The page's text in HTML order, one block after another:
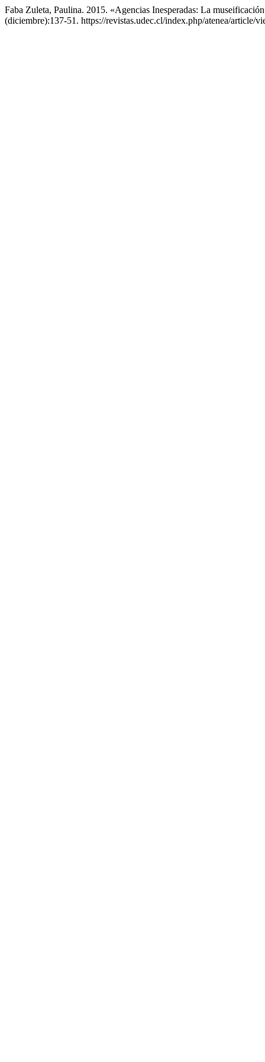
Faba Zuleta, Paulina. 2015. «Agencias Inesperadas: La
(diciembre):137-51. https://revistas.udec.cl/index.php/atenea/article/